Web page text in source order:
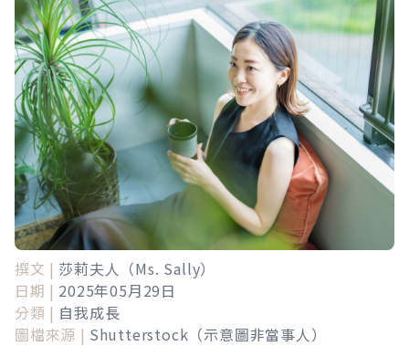
撰文 | 莎莉夫人（Ms. Sally）
日期 | 2025年05月29日
分類 | 自我成長
圖檔來源 | Shutterstock（示意圖非當事人）